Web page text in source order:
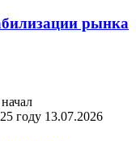
рынка
году 13.07.2026